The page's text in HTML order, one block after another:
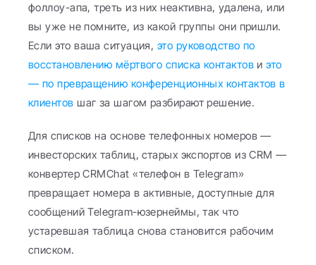
фоллоу-апа, треть из них неактивна, удалена, или
вы уже не помните, из какой группы они пришли.
Если это ваша ситуация, это руководство по
восстановлению мёртвого списка контактов и это
— по превращению конференционных контактов в
клиентов шаг за шагом разбирают решение.
Для списков на основе телефонных номеров —
инвесторских таблиц, старых экспортов из CRM —
конвертер CRMChat «телефон в Telegram»
превращает номера в активные, доступные для
сообщений Telegram-юзернеймы, так что
устаревшая таблица снова становится рабочим
списком.